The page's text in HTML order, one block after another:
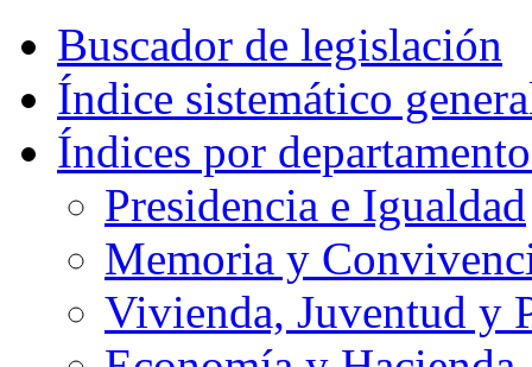
Buscador de legislación
Índice sistemático
Índices por
Presidencia e Igualdad
Memoria y
Vivienda, Juventud y